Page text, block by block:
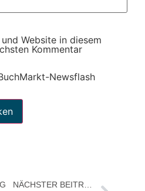
Website in diesem
Kommentar
Newsflash
NÄCHSTER BEITRAG